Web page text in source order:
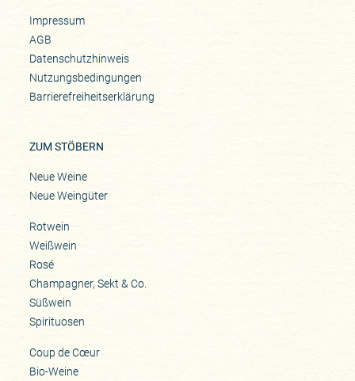
Impressum
AGB
Datenschutzhinweis
Nutzungsbedingungen
Barrierefreiheitserklärung
ZUM STÖBERN
Neue Weine
Neue Weingüter
Rotwein
Weißwein
Rosé
Champagner, Sekt & Co.
Süßwein
Spirituosen
Coup de Cœur
Bio-Weine